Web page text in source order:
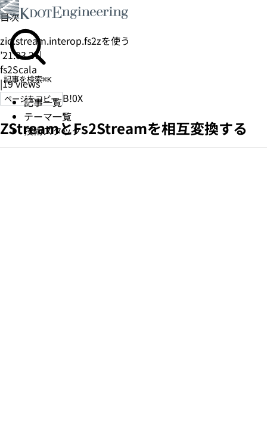
記事を検索⌘K
記事一覧
テーマ一覧
技術スタック
目次
zio.stream.interop.fs2zを使う
’21.03.27|
fs2Scala
|19views
ページをコピー B!0X
ZStreamとFs2Streamを相互変換する